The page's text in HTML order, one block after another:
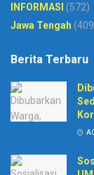
INFORMASI (572)
Jawa Tengah
Berita Terbaru